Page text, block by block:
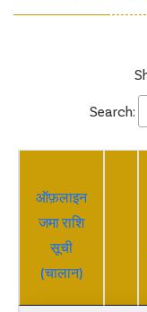
Search:
ऑफ़लाइन
जमा राशि
सूची
(चालान)